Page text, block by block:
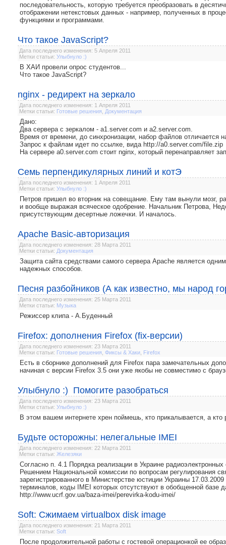
последовательность, которую требуется преобразовать в
отображении нетекстовых данных - например, полученных в
функциями и программами.
Что такое JavaScript?
Дата последнего изменения: 5 Апреля 2011
Метки статьи: Улыбнуло :)
В ХАИ провели опрос студентов...
Что такое JavaScript?
nginx - редирект на зеркало
Дата последнего изменения: 1 Апреля 2011
Метки статьи: Готовые решения Документация
Дано:
Два сервера с зеркалом - a1.server.com и a2.server.com.
Время от времени, до синхронизации, набор файлов отличается
Запрос к файлам идет по ссылке, вида http://a0.server.com/file.zip
На сервере a0.server.com стоит nginx, который перенаправляет
Семь перпендикулярных линий и котЭ
Дата последнего изменения: 1 Апреля 2011
Метки статьи: Улыбнуло :)
Петров пришел во вторник на совещание. Ему там вынули мозг,
и вообще выражая всяческое одобрение. Начальник Петрова,
присутствующим десертные ложечки. И началось.
Apache Basic-авторизация
Дата последнего изменения: 28 Марта 2011
Метки статьи: Документация
Защита сайта средствами самого сервера Apache является
надежных способов.
Песня разбойников (А как известно, мы народ
Дата последнего изменения: 25 Марта 2011
Метки статьи: Музыка
Режиссер клипа - А.Буденный
Firefox: дополнения Firefox (fix-версии)
Дата последнего изменения: 23 Марта 2011
Метки статьи: Готовые решения Фиксы & Хаки Firefox
Есть в сборнике дополнений для Firefox пара замечательных
начиная с версии Firefox 3.5 они уже якобы не совместимо с
Улыбнуло :) Помогите разобраться
Дата последнего изменения: 23 Марта 2011
Метки статьи: Улыбнуло :)
В этом вашем интернете хрен поймешь, кто прикалывается, а кто
Будьте осторожны: нелегальные IMEI
Дата последнего изменения: 22 Марта 2011
Метки статьи: Железяки
Согласно п. 4.1 Порядка реализации в Украине
Решением Национальной комиссии по вопросам регулирования
зарегистрированного в Министерстве юстиции Украины
терминалов, коды ІМЕІ которых отсутствуют в обобщенной базе
http://www.ucrf.gov.ua/baza-imei/perevirka-kodu-imei/
Soft: Сжимаем virtualbox disk image
Дата последнего изменения: 21 Марта 2011
Метки статьи: Soft
После продолжительной работы с гостевой операционкой ее